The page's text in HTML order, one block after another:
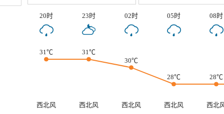
20时 23时 02时 05时 08时
31℃
31℃
30℃
28℃ 28℃
西北风 西北风 西北风 西北风
西北